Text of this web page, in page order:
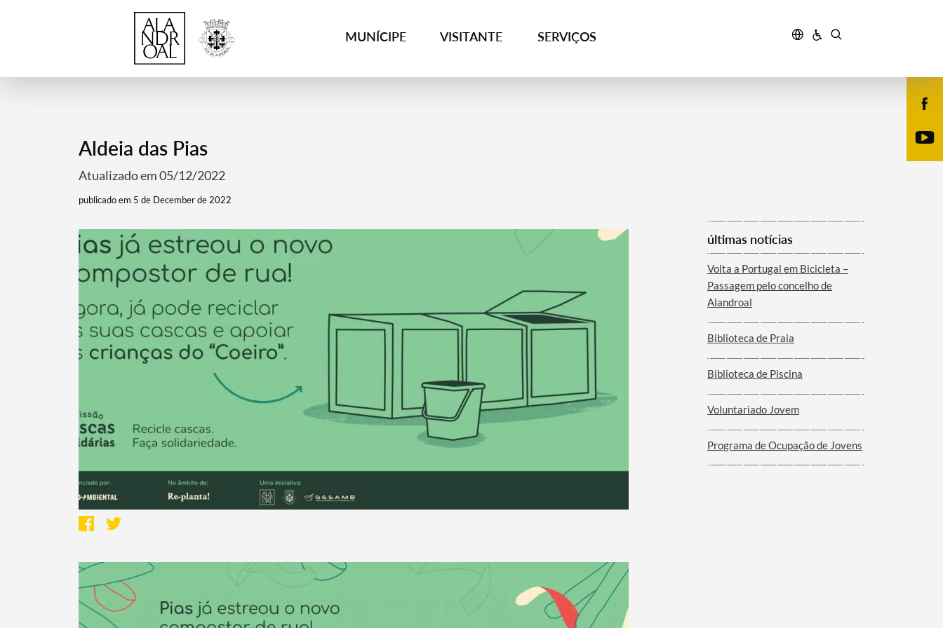
MUNÍCIPE VISITANTE SERVIÇOS
Aldeia das Pias
Atualizado em 05/12/2022
publicado em 5 de December de 2022
últimas notícias
Volta a Portugal em Bicicleta –
Passagem pelo concelho de
Alandroal
Biblioteca de Praia
Biblioteca de Piscina
Voluntariado Jovem
Programa de Ocupação de Jovens